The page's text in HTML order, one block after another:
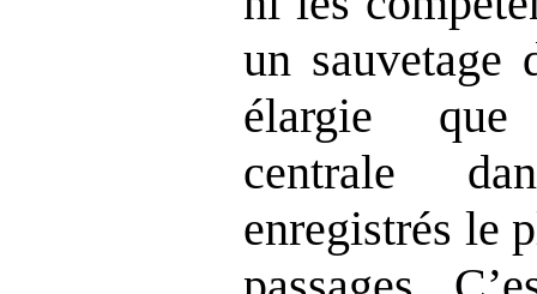
un sauvetage
élargie
centrale
enregistrés le